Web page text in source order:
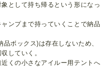
として持ち帰るという形になっ
ンプまで持っていくことで納品
ボックス)は存在しないため、
していく。
くの小さなアイルー用テントへ